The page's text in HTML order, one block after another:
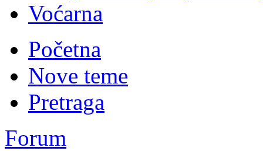
Voćarna
Početna
Nove teme
Pretraga
Forum